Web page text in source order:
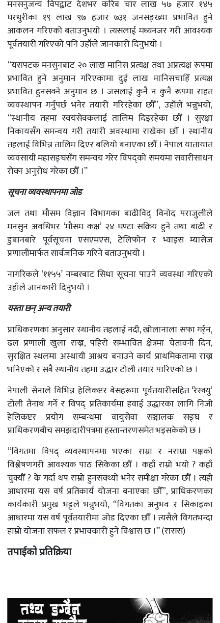
मनसनुजन्य विपद्बाट देशभर करिब चार लाख ५७ हजार १४५
घरधुरीका १९ लाख ९७ हजार ७३१ जनसङ्ख्या प्रभावित हुने
आकलन गरिएको बताउनुभयो । त्यसलाई मध्यनजर गरी आवश्यक
पूर्वतयारी गरिएको पनि उहाँले जानकारी दिनुभयो ।
“यसपटक मनसुनबाट २० लाख मानिस प्रत्यक्ष तथा अप्रत्यक्ष रूपमा
प्रभावित हुने अनुमान गरिएकामा दुई लाख मानिसचाहिँ प्रत्यक्ष
प्रभावित हुनसक्ने अनुमान छ । जसलाई कुनै न कुनै रूपमा राहत
व्यवस्थापन गर्नुपर्छ भनेर तयारी गरिरहेका छौँ”, उहाँले भन्नुभयो,
“स्थानीय तहमा स्वयंसेवकलाई तालिम दिइरहेका छौँ । सुरक्षा
निकायसँग समन्वय गरी तयारी अवस्थामा राखेका छौँ । स्थानीय
तहलाई विभिन्न तालिम दिएर बलियो बनाएका छौँ । नेपाल यातायात
व्यवसायी महासङ्घसँग समन्वय गरेर विपद्को समयमा सवारीसाधन
रोक्न अनुरोध गरेका छौँ ।”
सूचना व्यवस्थापनमा जोड
जल तथा मौसम विज्ञान विभागका बाढीविद् विनोद पराजुलीले
मनसुन अवधिभर ‘मौसम कक्ष’ २४ घण्टा सक्रिय हुने तथा बाढी र
डुबानबारे पूर्वसूचना एसएमएस, टेलिफोन र भ्वाइस म्यासेज
प्रणालीमार्फत सार्वजनिक गरिने बताउनुभयो ।
नागरिकले ‘११५५’ नम्बरबाट सिधा सूचना पाउने व्यवस्था गरिएको
उहाँले जानकारी दिनुभयो ।
यस्ता छन् अन्य तयारी
प्राधिकरणका अनुसार स्थानीय तहलाई नदी, खोलानाला सफा गर्र्न,
ढल प्रणाली खुला राख्न, पहिरो सम्भावित क्षेत्रमा चेतावनी दिन,
सुरक्षित स्थलमा अस्थायी आश्रय बनाउने कार्य प्राथमिकतामा राख्न
भनिएको र सबै स्थानीय तहमा उद्धार टोली तयार पारिएको छ ।
नेपाली सेनाले विभिन्न हेलिकप्टर बेसहरूमा पूर्वतयारीसहित ‘रेस्क्यु’
टोली तैनाथ गर्ने र विपद् प्रतिकार्यमा हवाई उद्धारका लागि निजी
हेलिकप्टर प्रयोग सम्बन्धमा वायुसेवा सञ्चालक सङ्घ र
प्राधिकरणबीच समझदारीपत्रमा हस्तान्तरणसमेत भइसकेको छ ।
“विगतमा विपद् व्यवस्थापनमा भएका राम्रा र नराम्रा पक्षको
विश्लेषणगरी आवश्यक पाठ सिकेका छौँ । कहाँ राम्रो भयो ? कहाँ
चुक्यौँ ? के गर्दा थप राम्रो हुनसक्थ्यो भनेर समीक्षा गरेका छौँ । त्यही
आधारमा यस वर्ष प्रतिकार्य योजना बनाएका छौँ”, प्राधिकरणका
कार्यकारी प्रमुख भट्टले भन्नुभयो, “विगतका अनुभव र सिकाइका
आधारमा यस वर्ष पूर्वतयारीमा जोड दिएका छौँ । त्यसैले विगतभन्दा
हाम्रो योजना सफल र प्रभावकारी हुने विश्वास छ ।” (रासस)
तपाईको प्रतिक्रिया